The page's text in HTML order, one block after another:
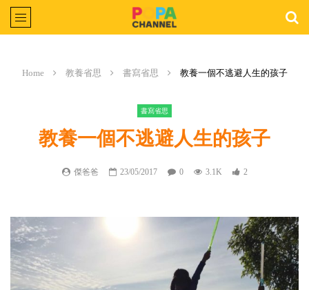
Home 教養省思 書寫省思 教養一個不逃避人生的孩子
書寫省思
教養一個不逃避人生的孩子
傑爸爸 23/05/2017 0 3.1K 2